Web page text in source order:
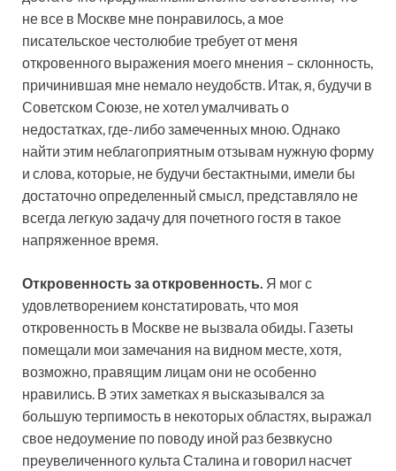
не все в Москве мне понравилось, а мое
писательское честолюбие требует от меня
откровенного выражения моего мнения – склонность,
причинившая мне немало неудобств. Итак, я, будучи в
Советском Союзе, не хотел умалчивать о
недостатках, где-либо замеченных мною. Однако
найти этим неблагоприятным отзывам нужную форму
и слова, которые, не будучи бестактными, имели бы
достаточно определенный смысл, представляло не
всегда легкую задачу для почетного гостя в такое
напряженное время.
Откровенность за откровенность. Я мог с
удовлетворением констатировать, что моя
откровенность в Москве не вызвала обиды. Газеты
помещали мои замечания на видном месте, хотя,
возможно, правящим лицам они не особенно
нравились. В этих заметках я высказывался за
большую терпимость в некоторых областях, выражал
свое недоумение по поводу иной раз безвкусно
преувеличенного культа Сталина и говорил насчет